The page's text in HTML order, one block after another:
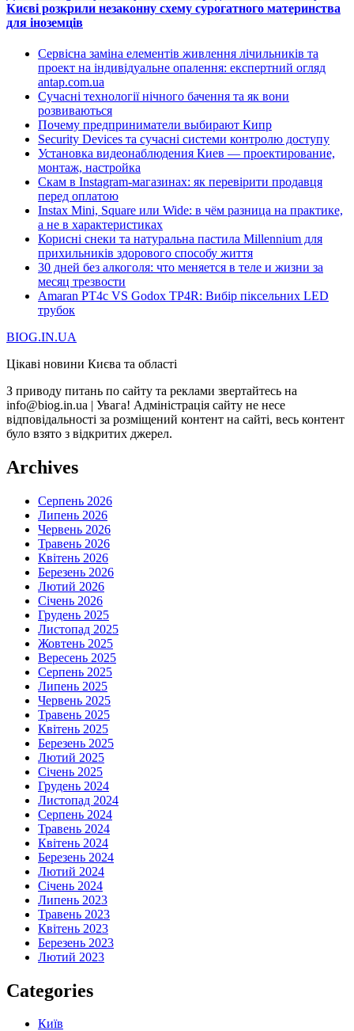
Києві розкрили незаконну схему сурогатного материнства
для іноземців
Сервісна заміна елементів живлення лічильників та
проект на індивідуальне опалення: експертний огляд
antap.com.ua
Сучасні технології нічного бачення та як вони
розвиваються
Почему предприниматели выбирают Кипр
Security Devices та сучасні системи контролю доступу
Установка видеонаблюдения Киев — проектирование,
монтаж, настройка
Скам в Instagram-магазинах: як перевірити продавця
перед оплатою
Instax Mini, Square или Wide: в чём разница на практике,
а не в характеристиках
Корисні снеки та натуральна пастила Millennium для
прихильників здорового способу життя
30 дней без алкоголя: что меняется в теле и жизни за
месяц трезвости
Amaran PT4c VS Godox TP4R: Вибір піксельних LED
трубок
BIOG.IN.UA
Цікаві новини Києва та області
З приводу питань по сайту та реклами звертайтесь на
info@biog.in.ua | Увага! Адміністрація сайту не несе
відповідальності за розміщений контент на сайті, весь контент
було взято з відкритих джерел.
Archives
Серпень 2026
Липень 2026
Червень 2026
Травень 2026
Квітень 2026
Березень 2026
Лютий 2026
Січень 2026
Грудень 2025
Листопад 2025
Жовтень 2025
Вересень 2025
Серпень 2025
Липень 2025
Червень 2025
Травень 2025
Квітень 2025
Березень 2025
Лютий 2025
Січень 2025
Грудень 2024
Листопад 2024
Серпень 2024
Травень 2024
Квітень 2024
Березень 2024
Лютий 2024
Січень 2024
Липень 2023
Травень 2023
Квітень 2023
Березень 2023
Лютий 2023
Categories
Київ